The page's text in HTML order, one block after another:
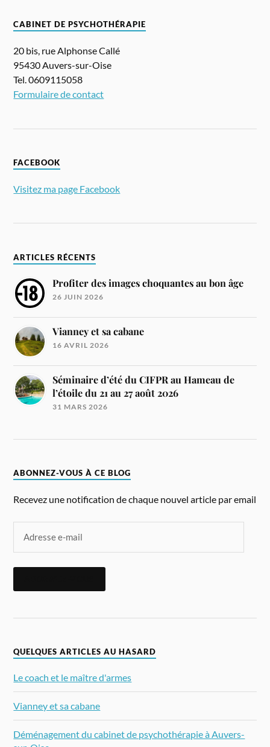
CABINET DE PSYCHOTHÉRAPIE
20 bis, rue Alphonse Callé
95430 Auvers-sur-Oise
Tel. 0609115058
Formulaire de contact
FACEBOOK
Visitez ma page Facebook
ARTICLES RÉCENTS
Profiter des images choquantes au bon âge
26 JUIN 2026
Vianney et sa cabane
16 AVRIL 2026
Séminaire d’été du CIFPR au Hameau de
l’étoile du 21 au 27 août 2026
31 MARS 2026
ABONNEZ-VOUS À CE BLOG
Recevez une notification de chaque nouvel article par email
QUELQUES ARTICLES AU HASARD
Le coach et le maître d'armes
Vianney et sa cabane
Déménagement du cabinet de psychothérapie à Auvers-